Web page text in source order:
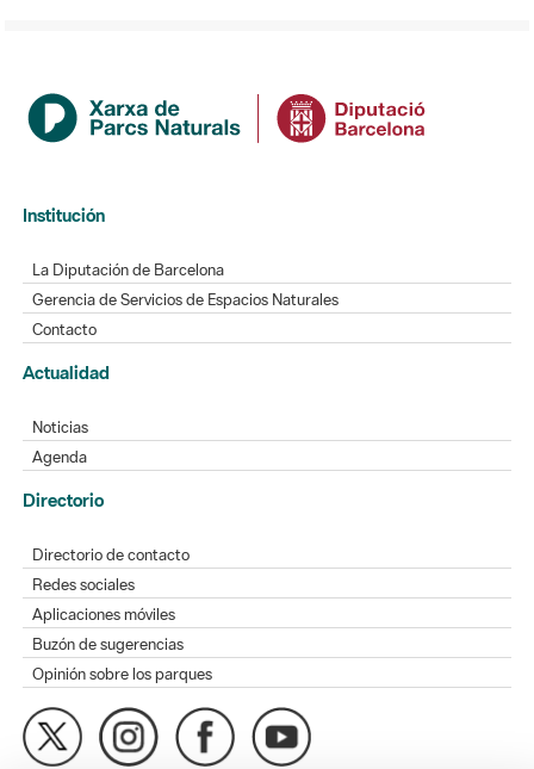
Institución
La Diputación de Barcelona
Gerencia de Servicios de Espacios Naturales
Contacto
Actualidad
Noticias
Agenda
Directorio
Directorio de contacto
Redes sociales
Aplicaciones móviles
Buzón de sugerencias
Opinión sobre los parques